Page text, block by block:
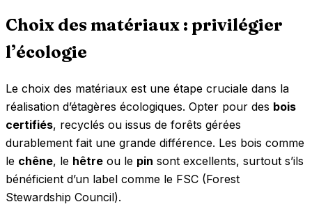
Choix des matériaux : privilégier
l’écologie
Le choix des matériaux est une étape cruciale dans la
réalisation d’étagères écologiques. Opter pour des bois
certifiés, recyclés ou issus de forêts gérées
durablement fait une grande différence. Les bois comme
le chêne, le hêtre ou le pin sont excellents, surtout s’ils
bénéficient d’un label comme le FSC (Forest
Stewardship Council).